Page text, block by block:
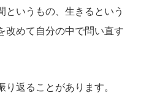
というもの、生きるという
改めて自分の中で問い直す
返ることがあります。